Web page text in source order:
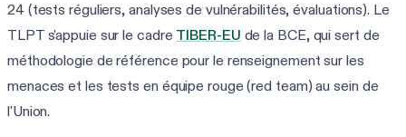
24 (tests réguliers, analyses de vulnérabilités, évaluations). Le
TLPT s'appuie sur le cadre TIBER-EU de la BCE, qui sert de
méthodologie de référence pour le renseignement sur les
menaces et les tests en équipe rouge (red team) au sein de
l'Union.